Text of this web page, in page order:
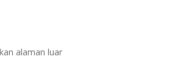
alaman luar